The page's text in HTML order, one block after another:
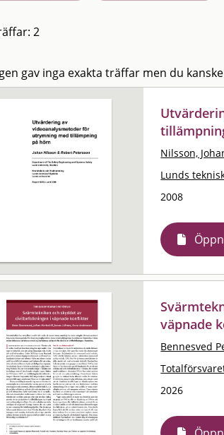
2
gav inga exakta träffar men du
Nilsson,
Lunds
2008
väpnade
Bennesved
2026